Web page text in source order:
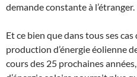
demande constante à l’étranger.
Et ce bien que dans tous ses cas
production d’énergie éolienne
cours des 25 prochaines